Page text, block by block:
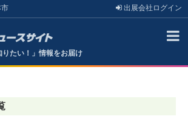
出展会社 ログイン
たい！」情報をお届け